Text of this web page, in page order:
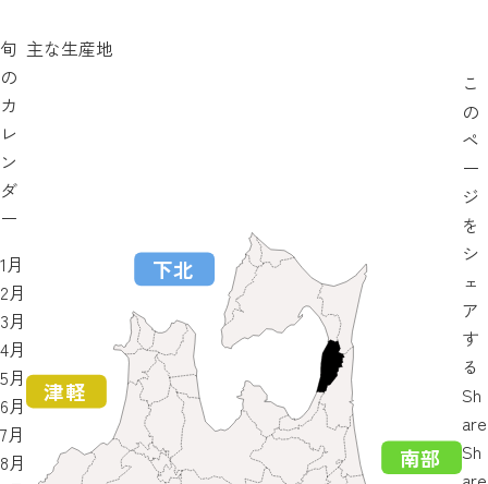
旬
の
カ
レ
ン
ダ
ー
1月
2月
3月
4月
5月
6月
7月
8月
主な生産地
こ
の
ペ
ー
ジ
を
シ
ェ
ア
す
る
Sh
are
Sh